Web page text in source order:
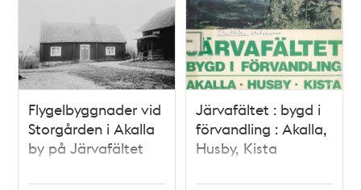
Flygelbyggnader vid
Storgården i Akalla
by på Järvafältet
Järvafältet : bygd i
förvandling : Akalla,
Husby, Kista